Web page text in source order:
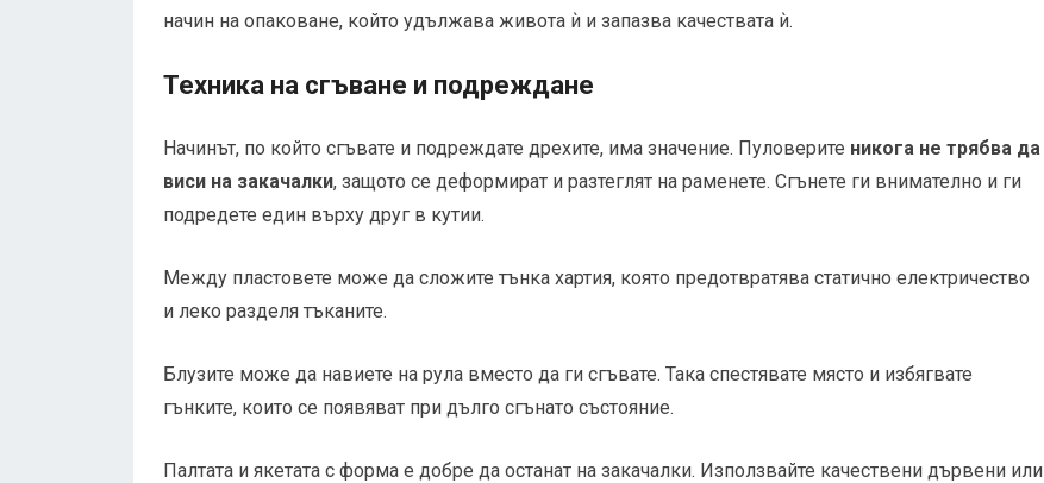
начин на опаковане, който удължава живота ѝ и запазва качествата ѝ.
Техника на сгъване и подреждане
Начинът, по който сгъвате и подреждате дрехите, има значение. Пуловерите никога не трябва да
виси на закачалки, защото се деформират и разтеглят на раменете. Сгънете ги внимателно и ги
подредете един върху друг в кутии.
Между пластовете може да сложите тънка хартия, която предотвратява статично електричество
и леко разделя тъканите.
Блузите може да навиете на рула вместо да ги сгъвате. Така спестявате място и избягвате
гънките, които се появяват при дълго сгънато състояние.
Палтата и якетата с форма е добре да останат на закачалки. Използвайте качествени дървени или